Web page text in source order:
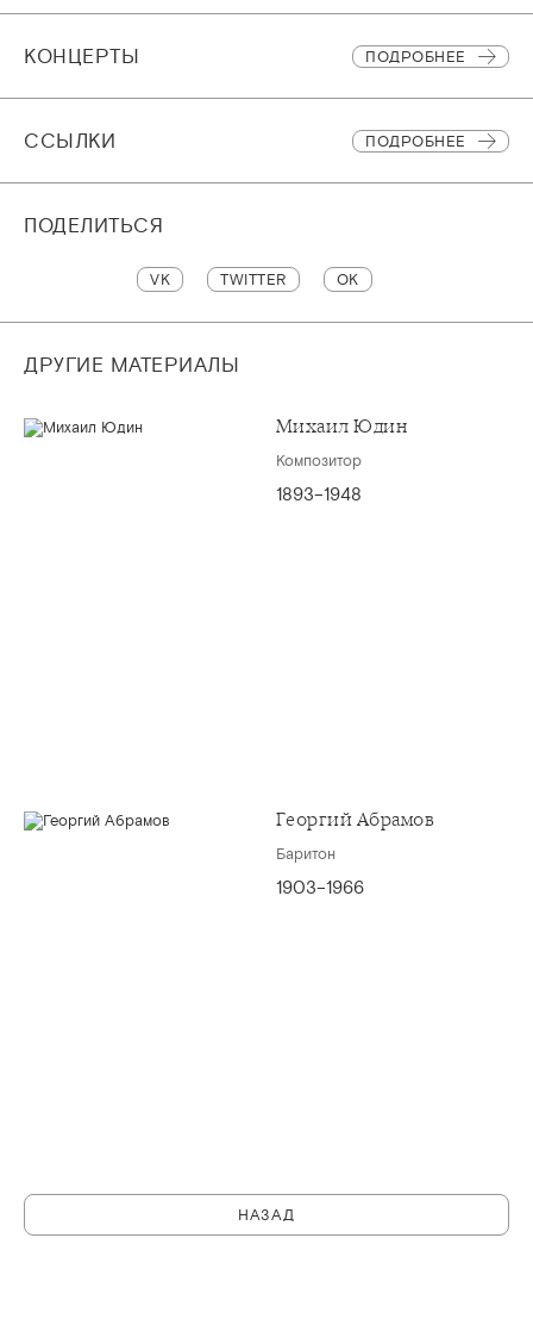
КОНЦЕРТЫ ПОДРОБНЕЕ
CСЫЛКИ ПОДРОБНЕЕ
ПОДЕЛИТЬСЯ
VK TWITTER OK
ДРУГИЕ МАТЕРИАЛЫ
Михаил Юдин
Композитор
1893–1948
Георгий Абрамов
Баритон
1903–1966
НАЗАД